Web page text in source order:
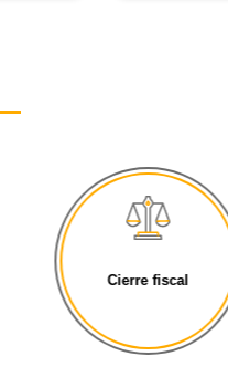
Cierre fiscal